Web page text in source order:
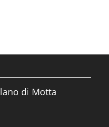
di Motta